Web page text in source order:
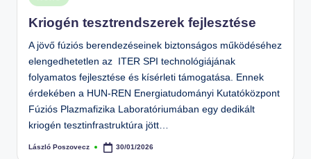
in
Kriogén tesztrendszerek fejlesztése
A jövő fúziós berendezéseinek biztonságos működéséhez
elengedhetetlen az ITER SPI technológiájának
folyamatos fejlesztése és kísérleti támogatása. Ennek
érdekében a HUN-REN Energiatudományi Kutatóközpont
Fúziós Plazmafizika Laboratóriumában egy dedikált
kriogén tesztinfrastruktúra jött…
Posted
László Poszovecz 30/01/2026